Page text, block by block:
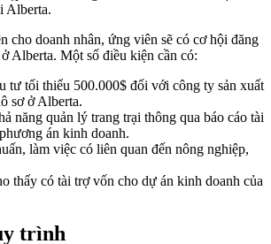
Alberta.
cho doanh nhân, ứng viên sẽ có cơ hội đăng
Alberta. Một số điều kiện cần có:
tư tối thiểu 500.000$ đối với công ty sản xuất
sơ ở Alberta.
năng quản lý trang trại thông qua báo cáo tài
án kinh doanh.
làm việc có liên quan đến nông nghiệp,
thấy có tài trợ vốn cho dự án kinh doanh của
trình